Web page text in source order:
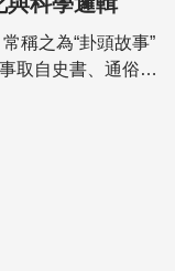
稱之為“卦頭故事”
取自史書、通俗小
關鍵所在。當我們